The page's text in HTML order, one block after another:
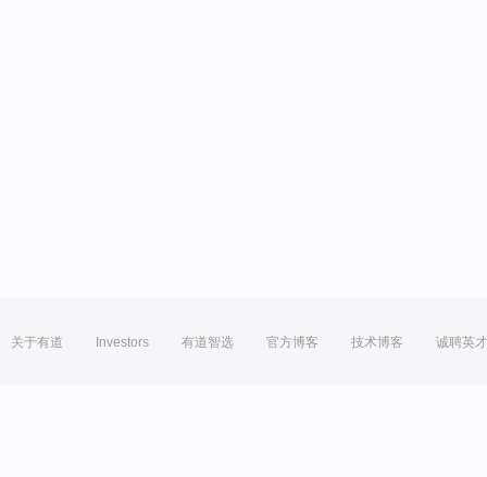
关于有道 Investors 有道智选 官方博客 技术博客 诚聘英才